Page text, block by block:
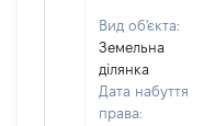
Вид об'єкта:
Земельна
ділянка
Дата набуття
права: